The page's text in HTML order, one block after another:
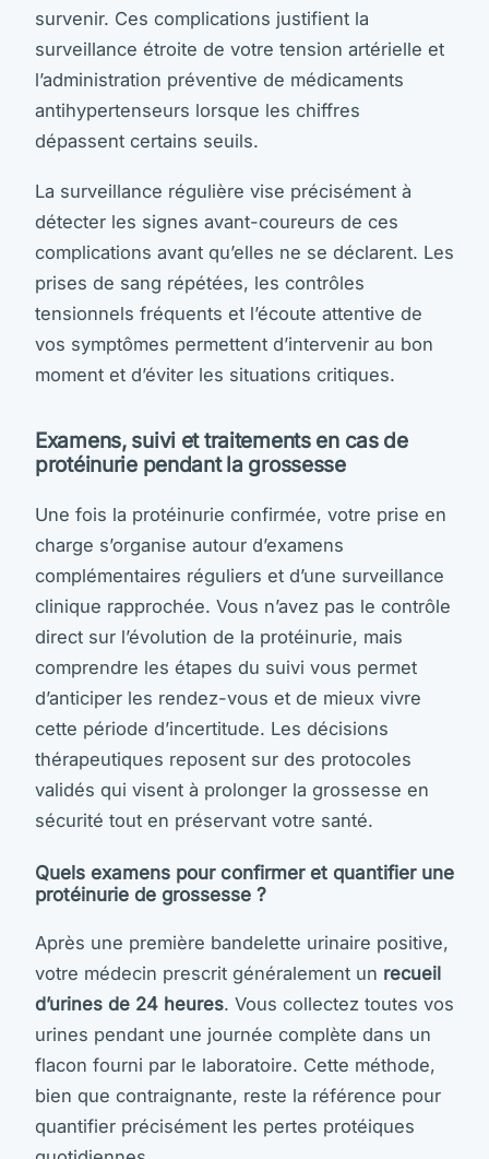
survenir. Ces complications justifient la
surveillance étroite de votre tension artérielle et
l’administration préventive de médicaments
antihypertenseurs lorsque les chiffres
dépassent certains seuils.
La surveillance régulière vise précisément à
détecter les signes avant-coureurs de ces
complications avant qu’elles ne se déclarent. Les
prises de sang répétées, les contrôles
tensionnels fréquents et l’écoute attentive de
vos symptômes permettent d’intervenir au bon
moment et d’éviter les situations critiques.
Examens, suivi et traitements en cas de
protéinurie pendant la grossesse
Une fois la protéinurie confirmée, votre prise en
charge s’organise autour d’examens
complémentaires réguliers et d’une surveillance
clinique rapprochée. Vous n’avez pas le contrôle
direct sur l’évolution de la protéinurie, mais
comprendre les étapes du suivi vous permet
d’anticiper les rendez-vous et de mieux vivre
cette période d’incertitude. Les décisions
thérapeutiques reposent sur des protocoles
validés qui visent à prolonger la grossesse en
sécurité tout en préservant votre santé.
Quels examens pour confirmer et quantifier une
protéinurie de grossesse ?
Après une première bandelette urinaire positive,
votre médecin prescrit généralement un recueil
d’urines de 24 heures. Vous collectez toutes vos
urines pendant une journée complète dans un
flacon fourni par le laboratoire. Cette méthode,
bien que contraignante, reste la référence pour
quantifier précisément les pertes protéiques